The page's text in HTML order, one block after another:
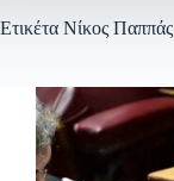
Ετικέτα Νίκος Παππάς